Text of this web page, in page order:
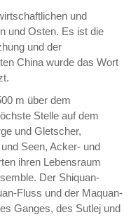
und
und Osten. Es ist die
und der
China wurde das Wort
m über dem
Stelle auf dem
und Gletscher,
Seen, Acker- und
ihren Lebensraum
Der Shiquan-
Fluss und der Maquan-
Ganges, des Sutlej und